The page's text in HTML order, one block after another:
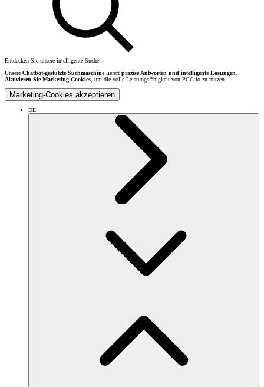
Entdecken Sie unsere intelligente Suche!
Unsere Chatbot-gestützte Suchmaschineliefert präzise Antworten und intelligente Lösungen.
Aktivieren Sie Marketing-Cookies, um die volle Leistungsfähigkeit von PCG.io zu nutzen.
Marketing-Cookies akzeptieren
DE